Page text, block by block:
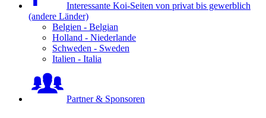
Interessante Koi-Seiten von privat bis gewerblich
(andere Länder)
Belgien - Belgian
Holland - Niederlande
Schweden - Sweden
Italien - Italia
Partner & Sponsoren